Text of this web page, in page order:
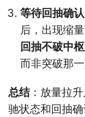
等待回抽确认
后，出现缩
回抽不破中
而非突破那一
总结：放量拉
驰状态和回抽